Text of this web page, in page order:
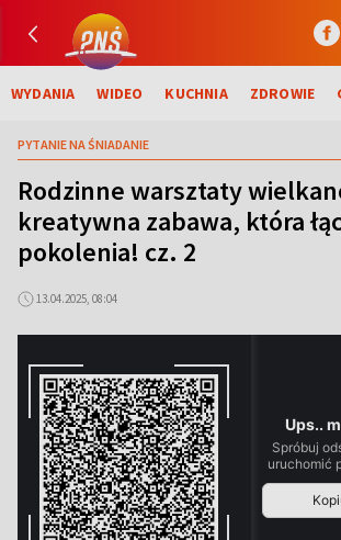
WYDANIA WIDEO KUCHNIA ZDROWIE
PYTANIE NA ŚNIADANIE
Rodzinne warsztaty
kreatywna zabawa, która
pokolenia! cz. 2
13.04.2025, 08:04